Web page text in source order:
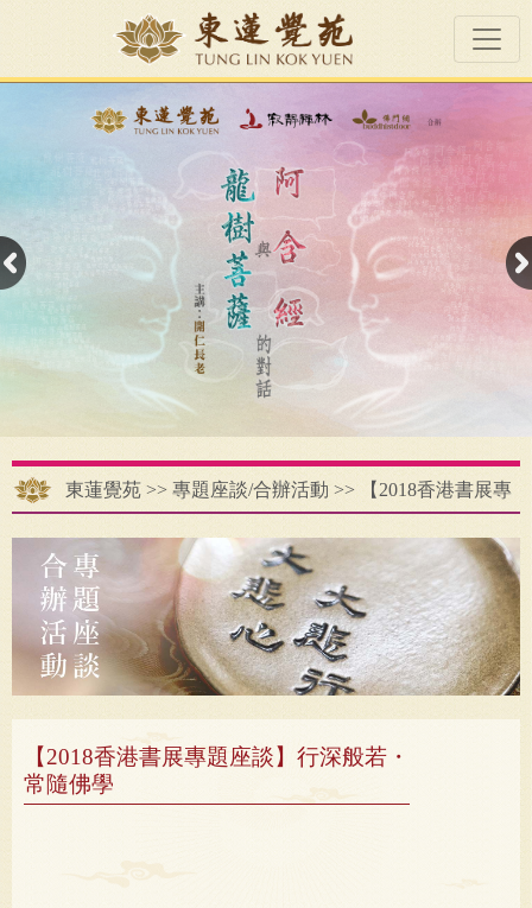
東蓮覺苑 >> 專題座談/合辦活動 >> 【2018香港書展專
題座談】行深般若・常隨佛學
【2018香港書展專題座談】行深般若・
常隨佛學